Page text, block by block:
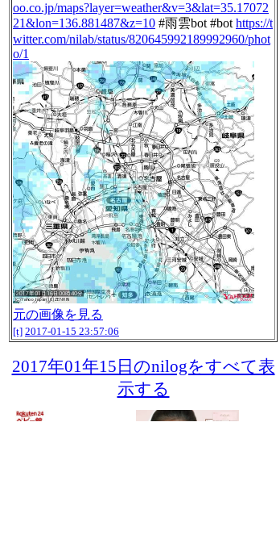
oo.co.jp/maps?layer=weather&v=3&lat=35.17072
21&lon=136.881487&z=10 #雨雲bot #bothttps://t
witter.com/nilab/status/820645992189992960/phot
o/1
元の画像を見る
[t] 2017-01-15 23:57:06
2017年01年15日のnilogをすべて表
示する